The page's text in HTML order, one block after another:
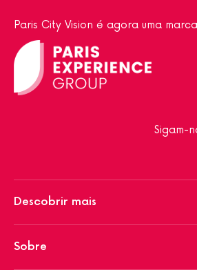
Paris City Vision é agora uma
Sigam-
Descobrir mais
Sobre